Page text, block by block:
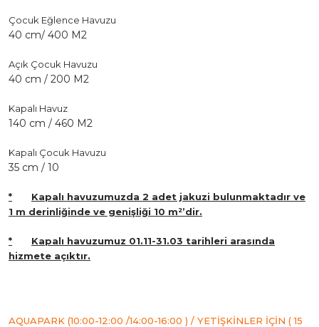
Çocuk Eğlence Havuzu
40 cm/ 400 M2
Açık Çocuk Havuzu
40 cm / 200 M2
Kapalı Havuz
140 cm / 460 M2
Kapalı Çocuk Havuzu
35 cm / 10
*
Kapalı havuzumuzda 2 adet jakuzi bulunmaktadır ve
1 m derinliğinde ve genişliği 10 m²’dir.
*
Kapalı havuzumuz 01.11-31.03 tarihleri arasında
hizmete açıktır.
AQUAPARK (10:00-12:00 /14:00-16:00 ) / YETİŞKİNLER İÇİN ( 15